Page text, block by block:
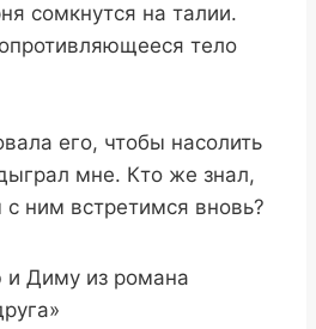
сомкнутся на талии.
тело
его, чтобы насолить
мне. Кто же знал,
с ним встретимся вновь?
и Диму из романа